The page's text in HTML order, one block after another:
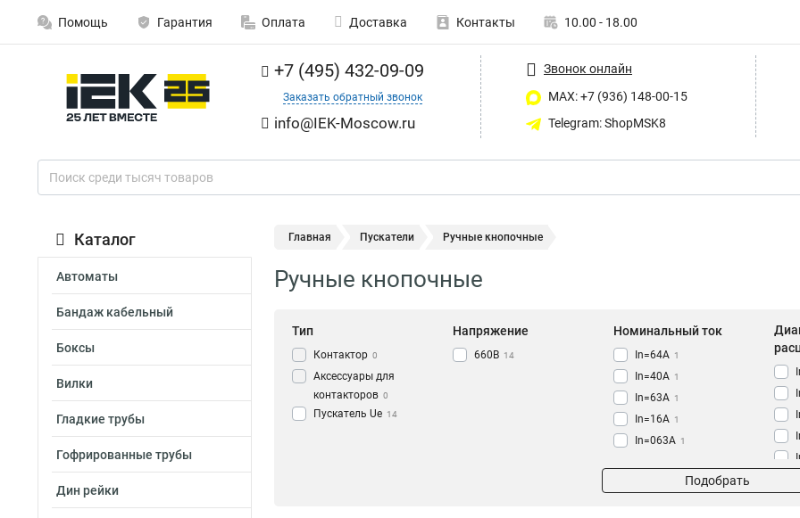
Помощь Гарантия Оплата Доставка Контакты 10.00 - 18.00
+7 (495) 432-09-09
Заказать обратный звонок
info@IEK-Moscow.ru
Звонок онлайн
MAX: +7 (936) 148-00-15
Telegram: ShopMSK8
Каталог
Автоматы
Бандаж кабельный
Боксы
Вилки
Гладкие трубы
Гофрированные трубы
Дин рейки
Главная Пускатели Ручные кнопочные
Ручные кнопочные
Тип
Контактор 0
Аксессуары для
контакторов 0
Пускатель Ue 14
Напряжение
660В 14
Номинальный ток
In=64A 1
In=40A 1
In=63A 1
In=16A 1
In=063A 1
Подобрать